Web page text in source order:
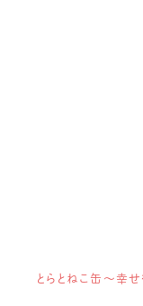
とらとねこ缶～幸